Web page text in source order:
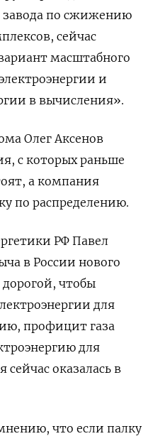
завода по сжижению
сейчас
масштабного
и
в вычисления».
Олег Аксенов
с которых раньше
а компания
по распределению.
РФ Павел
в России нового
чтобы
для
профицит газа
для
сейчас оказалась в
что если палку